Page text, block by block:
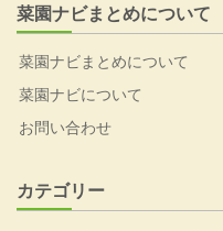
菜園ナビまとめについて
菜園ナビまとめについて
菜園ナビについて
お問い合わせ
カテゴリー